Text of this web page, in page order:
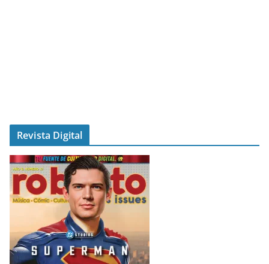
Revista Digital